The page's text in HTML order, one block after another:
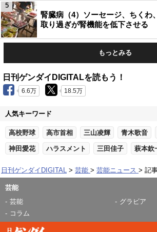
腎臓病（4）ソーセージ、ちくわ
取り過ぎが腎機能を低下させる
5
もっとみる
日刊ゲンダイDIGITALを読もう！
6.6万 18.5万
人気キーワード
高校野球 高市首相 三山凌輝 青木歌音
神田愛花 ハラスメント 三田佳子 萩本欽
日刊ゲンダイDIGITAL 芸能 芸能ニュース 記
芸能
芸能
グラビア
コラム